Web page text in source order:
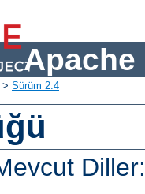
Apache
> Sürüm 2.4